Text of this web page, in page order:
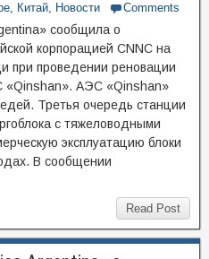
, Китай, Новости Comments
сообщила о
корпорацией CNNC на
при проведении реновации
«Qinshan». АЭС «Qinshan»
Третья очередь станции
с тяжеловодными
эксплуатацию блоки
В сообщении
Read Post